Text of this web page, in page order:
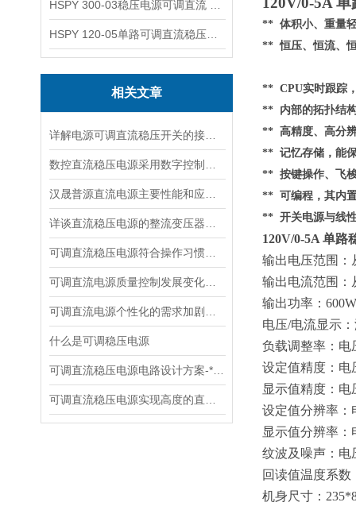
相关文章
什么是可调稳压电源
** 体积小、重量
** 恒压、恒流、
** CPU实时跟踪
** 内部的拓扑结
** 高精度、高分
** 记忆存储，能
** 按键操作、飞
** 可编程，其内
** 开关电源与线
120V/0-5A 单路
输出电压范围：
输出电流范围：
输出功率： 600W
电压/电流显示
负载调整率：电
设定值精度：电
显示值精度：电
设定值分辨率：
显示值分辨率：
纹波及噪声：电
回读值温度系数
机身尺寸：